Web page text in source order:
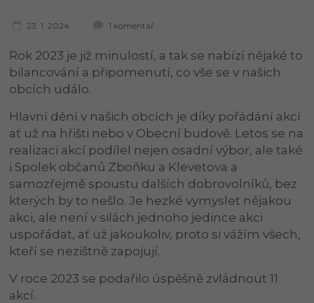
23. 1. 2024 1 komentář
Rok 2023 je již minulostí, a tak se nabízí nějaké to
bilancování a připomenutí, co vše se v našich
obcích událo.
Hlavní dění v našich obcích je díky pořádání akcí
ať už na hřišti nebo v Obecní budově. Letos se na
realizaci akcí podílel nejen osadní výbor, ale také
i Spolek občanů Zboňku a Klevetova a
samozřejmě spoustu dalších dobrovolníků, bez
kterých by to nešlo. Je hezké vymyslet nějakou
akci, ale není v silách jednoho jedince akci
uspořádat, ať už jakoukoliv, proto si vážím všech,
kteří se nezištně zapojují.
V roce 2023 se podařilo úspěšně zvládnout 11
akcí.